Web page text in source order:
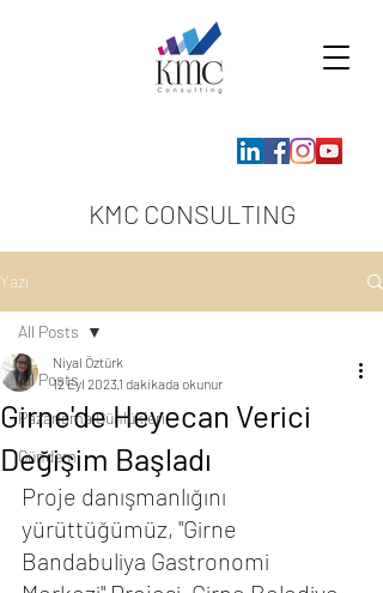
KMC CONSULTING
Yazı
All Posts
Pazarlama Günlükleri
Gündem
All Posts
Girne'de Heyecan Verici
Değişim Başladı
Niyal Öztürk
12 Eyl 2023 1 dakikada okunur
Proje danışmanlığını
yürüttüğümüz, "Girne
Bandabuliya Gastronomi